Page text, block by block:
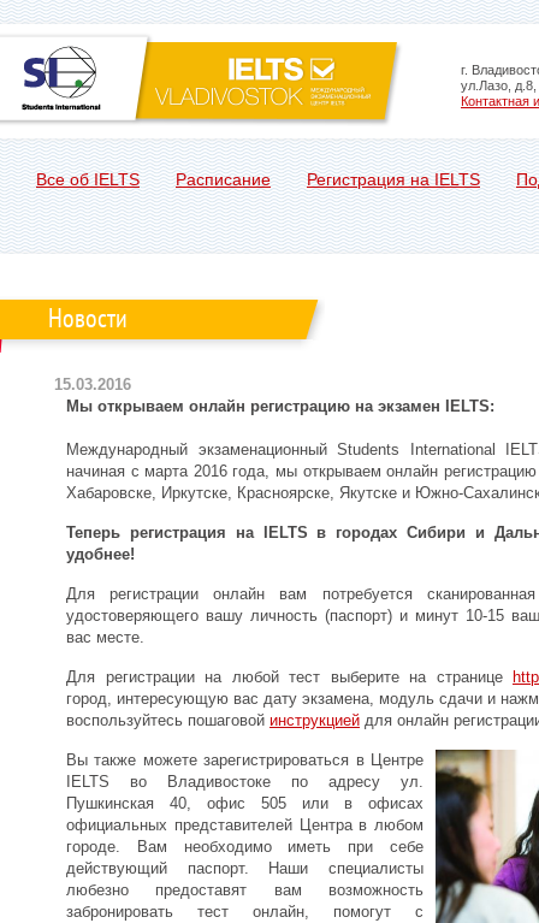
г.
ул.Лазо,
Контактная
Все об IELTS Расписание Регистрация на IELTS
Новости
15.03.2016
Мы открываем онлайн регистрацию на экзамен IELTS:
Международный экзаменационный Students International
начиная с марта 2016 года, мы открываем онлайн
Хабаровске, Иркутске, Красноярске, Якутске и Южно-
Теперь регистрация на IELTS в городах Сибири и
удобнее!
Для регистрации онлайн вам потребуется
удостоверяющего вашу личность (паспорт) и минут 10-15
вас месте.
Для регистрации на любой тест выберите на странице
город, интересующую вас дату экзамена, модуль сдачи и
воспользуйтесь пошаговой инструкцией для онлайн
Вы также можете зарегистрироваться в Центре
IELTS во Владивостоке по адресу ул.
Пушкинская 40, офис 505 или в офисах
официальных представителей Центра в любом
городе. Вам необходимо иметь при себе
действующий паспорт. Наши специалисты
любезно предоставят вам возможность
забронировать тест онлайн, помогут с